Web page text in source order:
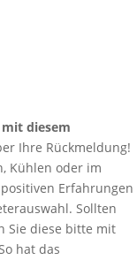
mit diesem
Ihre Rückmeldung!
Kühlen oder im
Erfahrungen
Sollten
Sie diese bitte mit
hat das